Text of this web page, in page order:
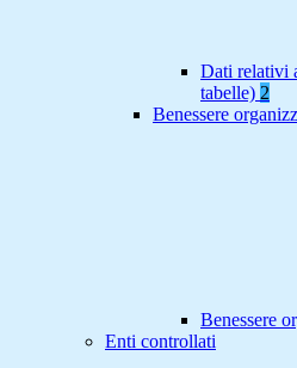
Dati relativi
tabelle) 2
Benessere
Benessere
Enti controllati